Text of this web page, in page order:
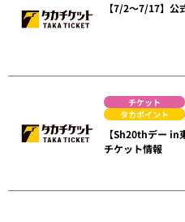
【7/2～7/17】公
チケット
タカポイント
【Sh20thデー in
チケット情報